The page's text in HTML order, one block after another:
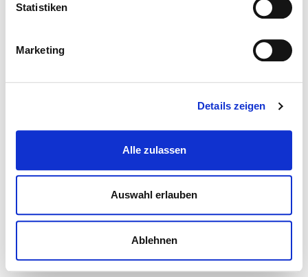
Statistiken
Marketing
Details zeigen
Alle zulassen
Auswahl erlauben
Ablehnen